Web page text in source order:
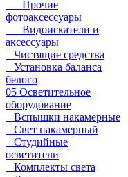
Прочие
фотоаксессуары
Видоискатели и
аксессуары
Чистящие средства
Установка баланса
белого
05 Осветительное
оборудование
Вспышки накамерные
Свет накамерный
Студийные
осветители
Комплекты света